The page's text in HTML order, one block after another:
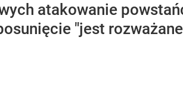
atakowanie
"jest